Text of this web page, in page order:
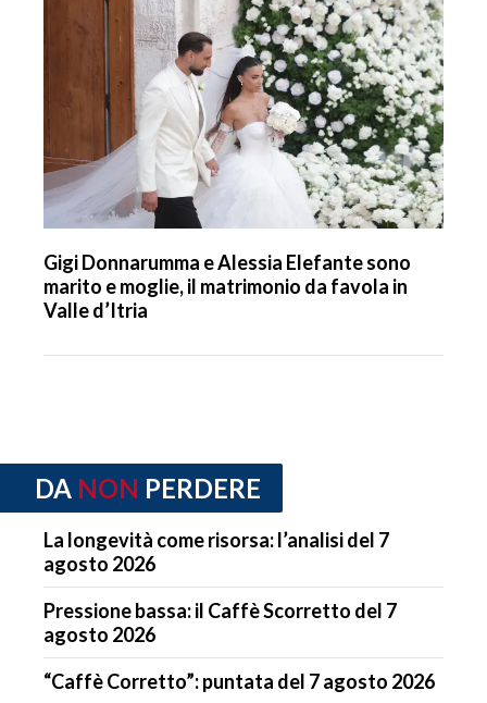
Gigi Donnarumma e Alessia Elefante sono
marito e moglie, il matrimonio da favola in
Valle d’Itria
DA NON PERDERE
La longevità come risorsa: l’analisi del 7
agosto 2026
Pressione bassa: il Caffè Scorretto del 7
agosto 2026
“Caffè Corretto”: puntata del 7 agosto 2026